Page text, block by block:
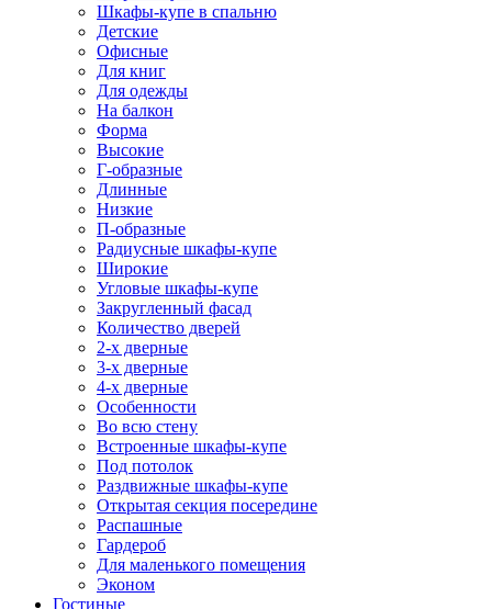
Шкафы-купе в спальню
Детские
Офисные
Для книг
Для одежды
На балкон
Форма
Высокие
Г-образные
Длинные
Низкие
П-образные
Радиусные шкафы-купе
Широкие
Угловые шкафы-купе
Закругленный фасад
Количество дверей
2-х дверные
3-х дверные
4-х дверные
Особенности
Во всю стену
Встроенные шкафы-купе
Под потолок
Раздвижные шкафы-купе
Открытая секция посередине
Распашные
Гардероб
Для маленького помещения
Эконом
Гостиные